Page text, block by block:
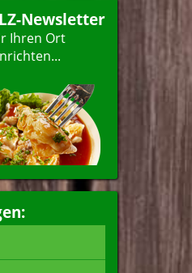
Newsletter
Ihren Ort